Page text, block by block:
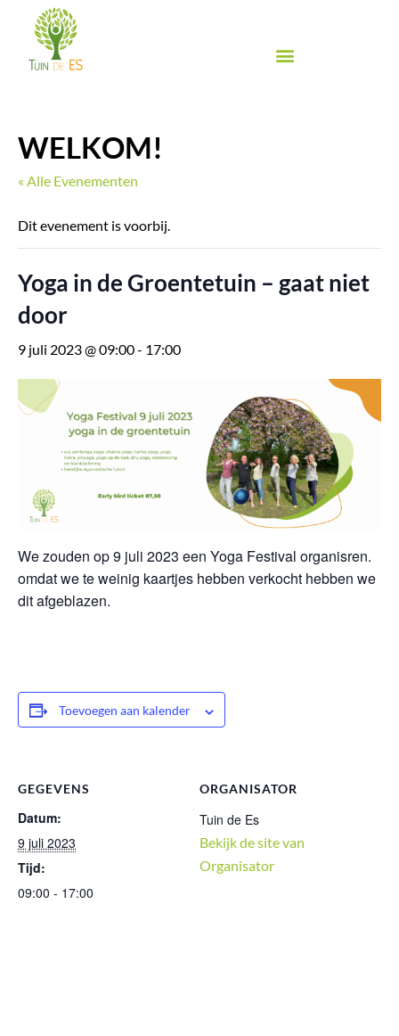
WELKOM!
« Alle Evenementen
Dit evenement is voorbij.
Yoga in de Groentetuin – gaat niet
door
9 juli 2023 @ 09:00- 17:00
We zouden op 9 juli 2023 een Yoga Festival organisren.
omdat we te weinig kaartjes hebben verkocht hebben we
dit afgeblazen.
Toevoegen aan kalender
GEGEVENS
Datum:
9 juli 2023
Tijd:
09:00 - 17:00
ORGANISATOR
Tuin de Es
Bekijk de site van
Organisator